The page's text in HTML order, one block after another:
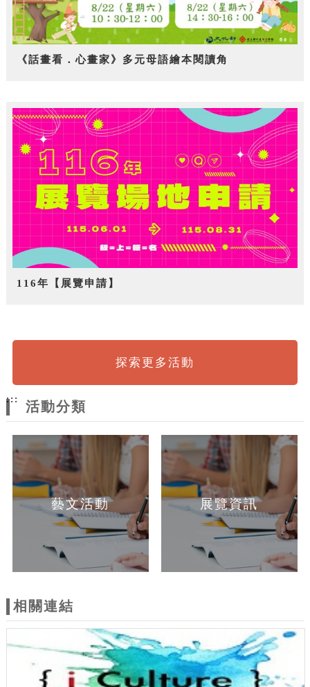
《話畫看．心畫家》多元母語繪本閱讀角
116年【展覽申請】
探索更多活動
:::
活動分類
藝文活動 展覽資訊
相關連結